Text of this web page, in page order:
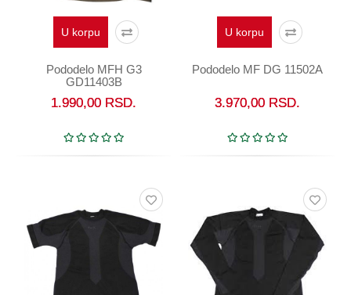
U korpu
Pododelo MFH G3
GD11403B
1.990,00 RSD.
U korpu
Pododelo MF DG 11502A
3.970,00 RSD.